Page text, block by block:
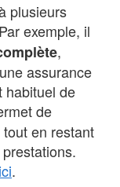
plusieurs
exemple, il
,
assurance
habituel de
de
en restant
ici.